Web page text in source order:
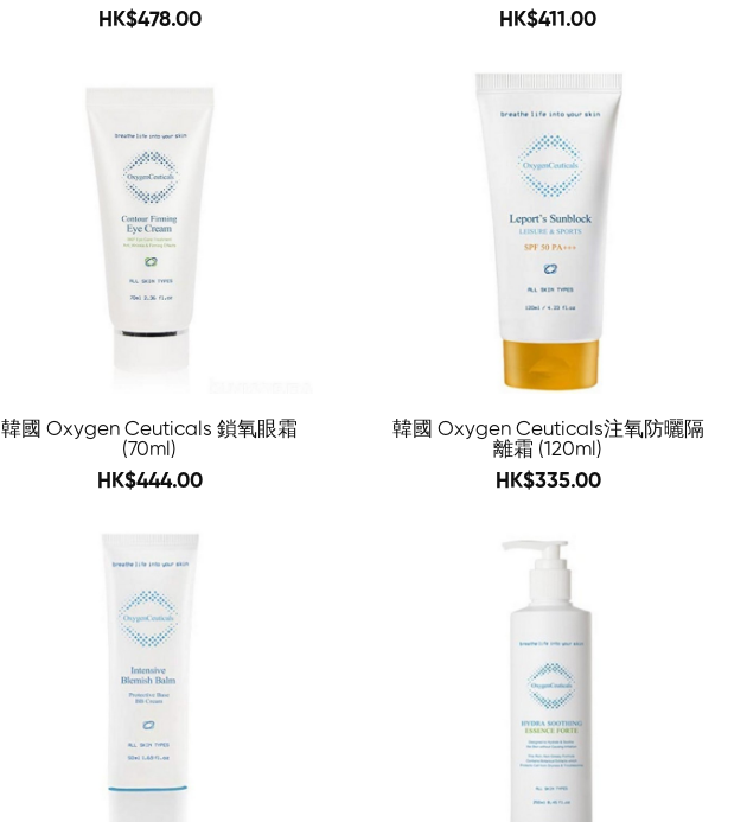
748
HK$478.00 598
HK$411.00
韓國 Oxygen Ceuticals 鎖氧眼霜
(70ml)
535
HK$444.00
韓國 Oxygen Ceuticals注氧防曬隔
離霜 (120ml)
485
HK$335.00